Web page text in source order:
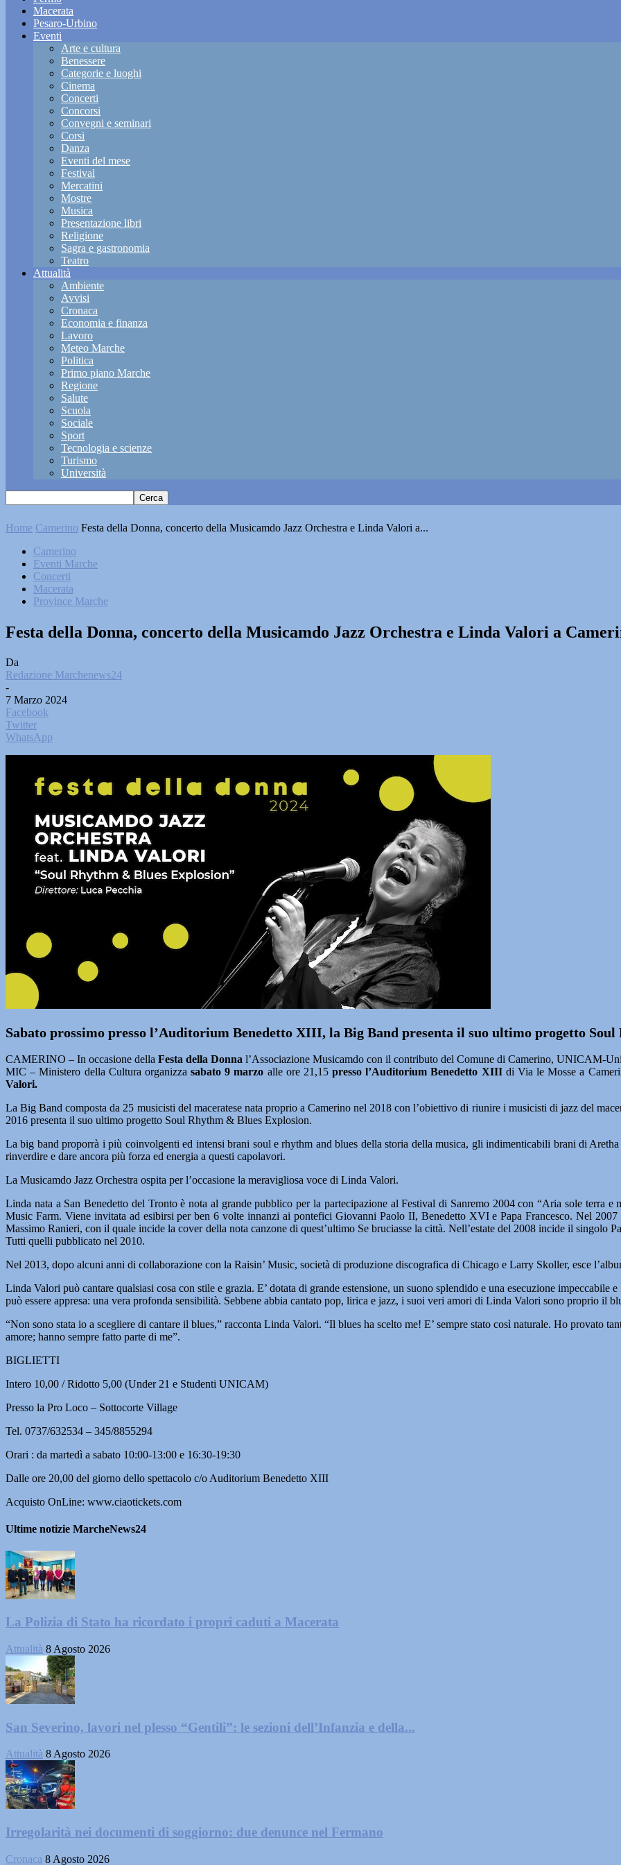
Macerata
Pesaro-Urbino
Eventi
Arte e cultura
Benessere
Categorie e luoghi
Cinema
Concerti
Concorsi
Convegni e seminari
Corsi
Danza
Eventi del mese
Festival
Mercatini
Mostre
Musica
Presentazione libri
Religione
Sagra e gastronomia
Teatro
Attualità
Ambiente
Avvisi
Cronaca
Economia e finanza
Lavoro
Meteo Marche
Politica
Primo piano Marche
Regione
Salute
Scuola
Sociale
Sport
Tecnologia e scienze
Turismo
Università
Home Camerino Festa della Donna, concerto della Musicamdo Jazz Orchestra e Linda Valori a...
Camerino
Eventi Marche
Concerti
Macerata
Province Marche
Festa della Donna, concerto della Musicamdo Jazz Orchestra e Linda Valori a
Da
Redazione Marchenews24
-
7 Marzo 2024
Facebook
Twitter
WhatsApp
Sabato prossimo presso l’Auditorium Benedetto XIII, la Big Band presenta il suo ultimo progetto
CAMERINO – In occasione della Festa della Donna l’Associazione Musicamdo con il contributo del Comune di Camerino, UNICAM-
MIC – Ministero della Cultura organizza sabato 9 marzo alle ore 21,15presso l’Auditorium Benedetto XIIIdi Via le Mosse a
Valori.
La Big Band composta da 25 musicisti del maceratese nata proprio a Camerino nel 2018 con l’obiettivo di riunire i musicisti di jazz del
2016 presenta il suo ultimo progetto Soul Rhythm & Blues Explosion.
La big band proporrà i più coinvolgenti ed intensi brani soul e rhythm and blues della storia della musica, gli indimenticabili brani di
rinverdire e dare ancora più forza ed energia a questi capolavori.
La Musicamdo Jazz Orchestra ospita per l’occasione la meravigliosa voce di Linda Valori.
Linda nata a San Benedetto del Tronto è nota al grande pubblico per la partecipazione al Festival di Sanremo 2004 con “Aria sole terra
Music Farm. Viene invitata ad esibirsi per ben 6 volte innanzi ai pontefici Giovanni Paolo II, Benedetto XVI e Papa Francesco. Nel
Massimo Ranieri, con il quale incide la cover della nota canzone di quest’ultimo Se bruciasse la città. Nell’estate del 2008 incide il singolo
Tutti quelli pubblicato nel 2010.
Nel 2013, dopo alcuni anni di collaborazione con la Raisin’ Music, società di produzione discografica di Chicago e Larry Skoller, esce
Linda Valori può cantare qualsiasi cosa con stile e grazia. E’ dotata di grande estensione, un suono splendido e una esecuzione impeccabile
può essere appresa: una vera profonda sensibilità. Sebbene abbia cantato pop, lirica e jazz, i suoi veri amori di Linda Valori sono proprio il
“Non sono stata io a scegliere di cantare il blues,” racconta Linda Valori. “Il blues ha scelto me! E’ sempre stato così naturale. Ho provato
amore; hanno sempre fatto parte di me”.
BIGLIETTI
Intero 10,00 / Ridotto 5,00 (Under 21 e Studenti UNICAM)
Presso la Pro Loco – Sottocorte Village
Tel. 0737/632534 – 345/8855294
Orari : da martedì a sabato 10:00-13:00 e 16:30-19:30
Dalle ore 20,00 del giorno dello spettacolo c/o Auditorium Benedetto XIII
Acquisto OnLine: www.ciaotickets.com
Ultime notizie MarcheNews24
La Polizia di Stato ha ricordato i propri caduti a Macerata
Attualità 8 Agosto 2026
San Severino, lavori nel plesso “Gentili”: le sezioni dell’Infanzia e della...
Attualità 8 Agosto 2026
Irregolarità nei documenti di soggiorno: due denunce nel Fermano
Cronaca 8 Agosto 2026